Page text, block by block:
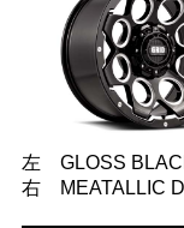
左 GLOSS
右 MEATALLIC